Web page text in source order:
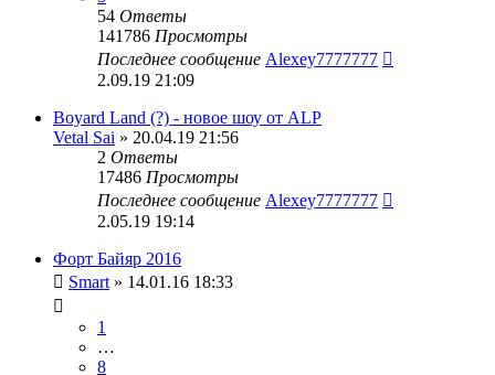
54 Ответы
141786 Просмотры
Последнее сообщение Alexey7777777
2.09.19 21:09
Boyard Land (?) - новое шоу от ALP
Vetal Sai » 20.04.19 21:56
2 Ответы
17486 Просмотры
Последнее сообщение Alexey7777777
2.05.19 19:14
Форт Байяр 2016
Smart » 14.01.16 18:33
1
…
8